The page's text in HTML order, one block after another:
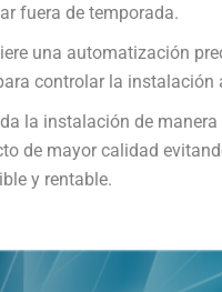
fuera de temporada.
una automatización
controlar la instalación
la instalación de
de mayor calidad
y rentable.